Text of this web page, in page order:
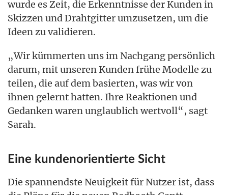
wurde es Zeit, die Erkenntnisse der Kunden in
Skizzen und Drahtgitter umzusetzen, um die
Ideen zu validieren.
„Wir kümmerten uns im Nachgang persönlich
darum, mit unseren Kunden frühe Modelle zu
teilen, die auf dem basierten, was wir von
ihnen gelernt hatten. Ihre Reaktionen und
Gedanken waren unglaublich wertvoll“, sagt
Sarah.
Eine kundenorientierte Sicht
Die spannendste Neuigkeit für Nutzer ist, dass